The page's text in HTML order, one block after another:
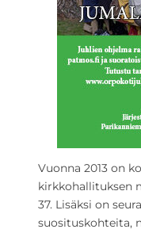
Vuonna 2013 on
kirkkohallituksen
37. Lisäksi on
suosituskohteita,